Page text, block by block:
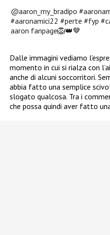
@aaron_my_bradipo
#aaronamici22 #perte #fyp
aaron fanpage🦁👑🤎
Dalle immagini vediamo
momento in cui si rialza con
anche di alcuni soccorritori.
abbia fatto una semplice
slogato qualcosa. Tra i
che possa quindi aver fatto